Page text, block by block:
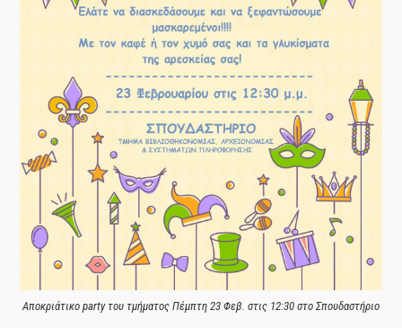
Αποκριάτικο party του τμήματος Πέμπτη 23 Φεβ. στις 12:30 στο Σπουδαστήριο